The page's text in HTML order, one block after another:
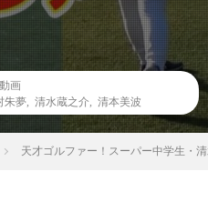
画
朱夢 清水蔵之介 清本美波
天才ゴルファー！スーパー中学生・